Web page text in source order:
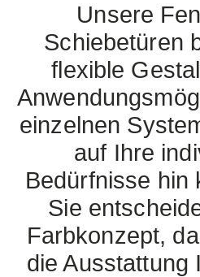
Unsere
Schiebetüren
flexible
einzelnen
auf Ihre
Bedürfnisse hin
Sie
Farbkonzept,
die Ausstattung